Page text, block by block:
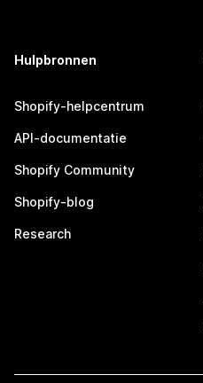
Hulpbronnen
Shopify-helpcentrum
API-documentatie
Shopify Community
Shopify-blog
Research